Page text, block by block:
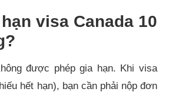
visa Canada 10
được phép gia hạn. Khi visa
hết hạn), bạn cần phải nộp đơn